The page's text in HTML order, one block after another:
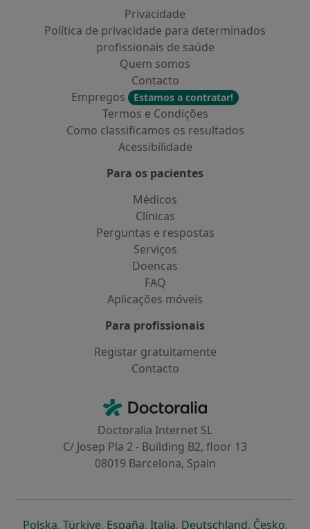
Privacidade
Política de privacidade para determinados
profissionais de saúde
Quem somos
Contacto
Empregos
Estamos a contratar!
Termos e Condições
Como classificamos os resultados
Acessibilidade
Para os pacientes
Médicos
Clínicas
Perguntas e respostas
Serviços
Doencas
FAQ
Aplicações móveis
Para profissionais
Registar gratuitamente
Contacto
Doctoralia - Homepage
Doctoralia Internet SL
C/ Josep Pla 2 - Building B2, floor 13
08019 Barcelona, Spain
Polskaabre num novo separador
, Türkiyeabre num novo separador
, Españaabre num novo separador
, Italiaabre num novo
, Deutschlandabre num
, Česko,